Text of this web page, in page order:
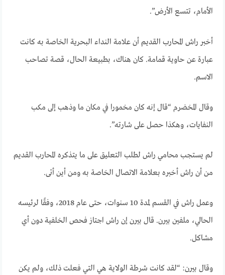
الأمام، تتسع الأرض”.
أخبر راش المحارب القديم أن علامة النداء البحرية الخاصة به كانت
عبارة عن حاوية قمامة. كان هناك، بطبيعة الحال، قصة تصاحب
الاسم.
وقال المخضرم “قال إنه كان مخمورا في مكان ما وذهب إلى مكب
النفايات، وهكذا حصل على شارته”.
لم يستجب محامي راش لطلب التعليق على ما يتذكره المحارب القديم
من أن راش أخبره بعلامة الاتصال الخاصة به ومن أين أتى.
وعمل راش في القسم لمدة 10 سنوات، حتى عام 2018، وفقًا لرئيسه
الحالي، ملفين بيرن. قال بيرن إن راش اجتاز فحص الخلفية دون أي
مشاكل.
وقال بيرن: “لقد كانت شرطة الولاية هي التي فعلت ذلك، ولم يكن